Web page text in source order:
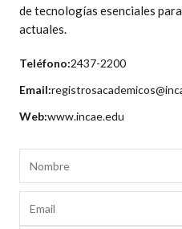
de tecnologías esenciales
actuales.
Teléfono:2437-2200
Email:
Web:www.incae.edu